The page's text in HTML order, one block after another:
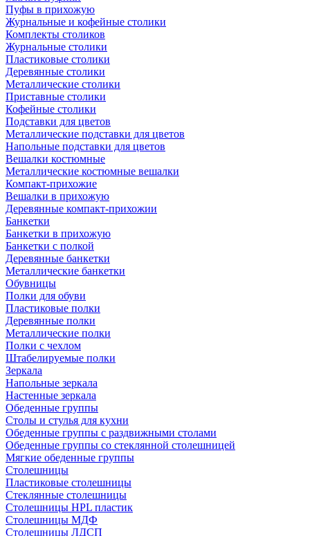
Пуфы в прихожую
Журнальные и кофейные столики
Комплекты столиков
Журнальные столики
Пластиковые столики
Деревянные столики
Металлические столики
Приставные столики
Кофейные столики
Подставки для цветов
Металлические подставки для цветов
Напольные подставки для цветов
Вешалки костюмные
Металлические костюмные вешалки
Компакт-прихожие
Вешалки в прихожую
Деревянные компакт-прихожии
Банкетки
Банкетки в прихожую
Банкетки с полкой
Деревянные банкетки
Металлические банкетки
Обувницы
Полки для обуви
Пластиковые полки
Деревянные полки
Металлические полки
Полки с чехлом
Штабелируемые полки
Зеркала
Напольные зеркала
Настенные зеркала
Обеденные группы
Столы и стулья для кухни
Обеденные группы с раздвижными столами
Обеденные группы со стеклянной столешницей
Мягкие обеденные группы
Столешницы
Пластиковые столешницы
Стеклянные столешницы
Столешницы HPL пластик
Столешницы МДФ
Столешницы ЛДСП